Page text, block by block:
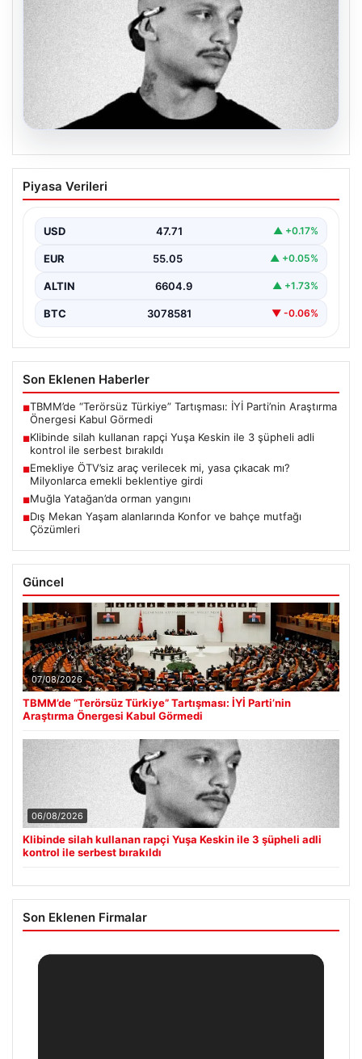
Klibinde silah kullanan rapçi Yuşa
Keskin ile 3 şüpheli adli kontrol ile
Piyasa Verileri
USD 47.71 ▲ +0.17%
EUR 55.05 ▲ +0.05%
ALTIN 6604.9 ▲ +1.73%
BTC 3078581 ▼ -0.06%
Son Eklenen Haberler
■TBMM’de “Terörsüz Türkiye” Tartışması: İYİ Parti’nin Araştırma
Önergesi Kabul Görmedi
■Klibinde silah kullanan rapçi Yuşa Keskin ile 3 şüpheli adli
kontrol ile serbest bırakıldı
■Emekliye ÖTV’siz araç verilecek mi, yasa çıkacak mı?
Milyonlarca emekli beklentiye girdi
■Muğla Yatağan’da orman yangını
■Dış Mekan Yaşam alanlarında Konfor ve bahçe mutfağı
Çözümleri
Güncel
07/08/2026
TBMM’de “Terörsüz Türkiye” Tartışması: İYİ Parti’nin
Araştırma Önergesi Kabul Görmedi
06/08/2026
Klibinde silah kullanan rapçi Yuşa Keskin ile 3 şüpheli adli
kontrol ile serbest bırakıldı
Son Eklenen Firmalar